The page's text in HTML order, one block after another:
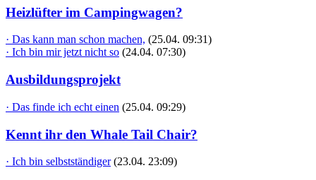
Heizlüfter im Campingwagen?
· Das kann man schon machen, (25.04. 09:31)
· Ich bin mir jetzt nicht so (24.04. 07:30)
Ausbildungsprojekt
· Das finde ich echt einen (25.04. 09:29)
Kennt ihr den Whale Tail Chair?
· Ich bin selbstständiger (23.04. 23:09)